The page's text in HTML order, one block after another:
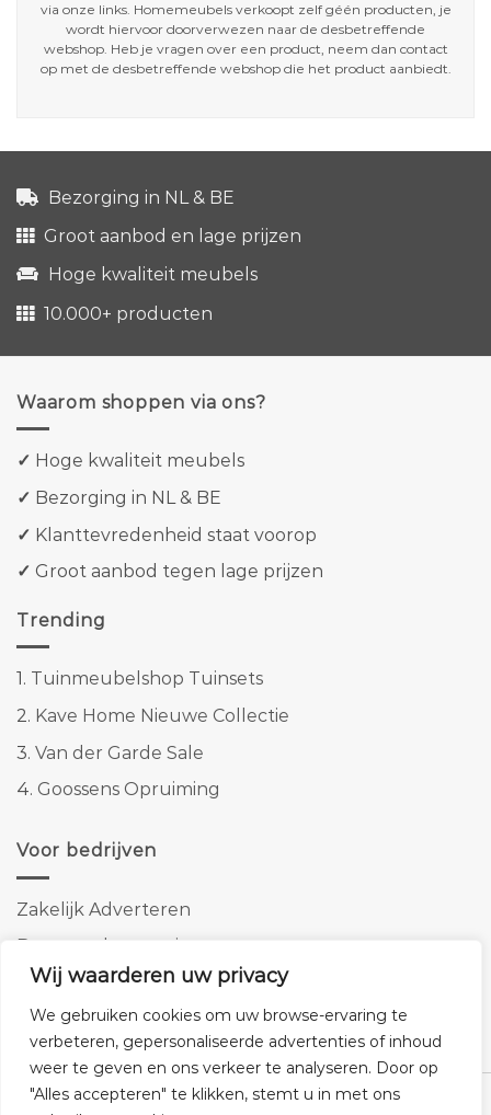
Wij waarderen uw privacy
We gebruiken cookies om uw browse-ervaring te
verbeteren, gepersonaliseerde advertenties of inhoud
weer te geven en ons verkeer te analyseren. Door op
"Alles accepteren" te klikken, stemt u in met ons
via onze links. Homemeubels verkoopt zelf géén producten, je
wordt hiervoor doorverwezen naar de desbetreffende
webshop. Heb je vragen over een product, neem dan contact
op met de desbetreffende webshop die het product aanbiedt.
Bezorging in NL & BE
Groot aanbod en lage prijzen
Hoge kwaliteit meubels
10.000+ producten
Waarom shoppen via ons?
✓ Hoge kwaliteit meubels
✓ Bezorging in NL & BE
✓ Klanttevredenheid staat voorop
✓ Groot aanbod tegen lage prijzen
Trending
1. Tuinmeubelshop Tuinsets
2. Kave Home Nieuwe Collectie
3. Van der Garde Sale
4. Goossens Opruiming
Voor bedrijven
Zakelijk Adverteren
Banner advertenties
Linkbuilding
SEO copywriting